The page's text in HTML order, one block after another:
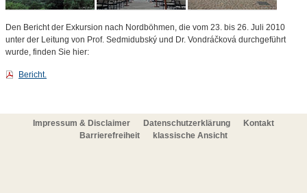
Den Bericht der Exkursion nach Nordböhmen, die vom 23. bis 26. Juli 2010
unter der Leitung von Prof. Sedmidubský und Dr. Vondráčková durchgeführt
wurde, finden Sie hier:
Bericht.
Impressum & Disclaimer Datenschutzerklärung
Kontakt
Barrierefreiheit
klassische Ansicht